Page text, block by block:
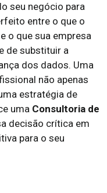
seu negócio para
entre o que o
o que sua empresa
de substituir a
dos dados. Uma
não apenas
estratégia de
uma Consultoria de
decisão crítica em
para o seu